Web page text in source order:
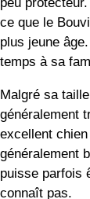
peu
ce que le
plus jeune
temps à sa
Malgré sa
généralement
excellent
généralement
puisse parfois
connaît pas.